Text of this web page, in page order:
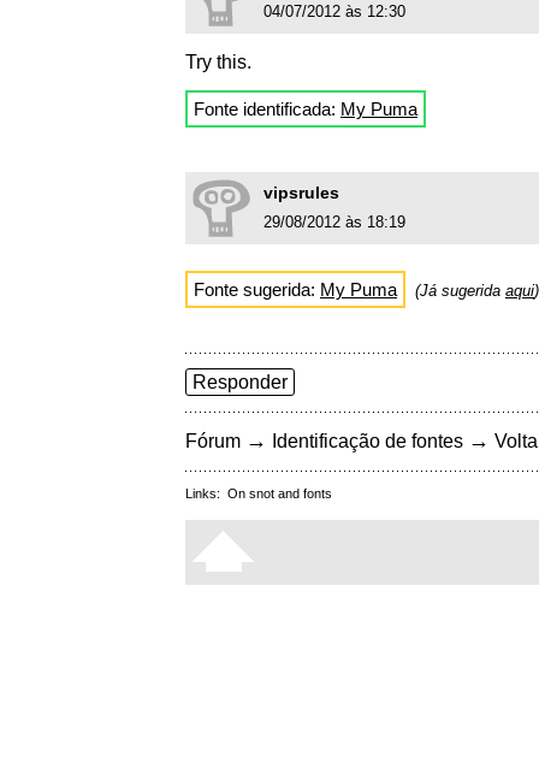
04/07/2012 às 12:30
Try this.
Fonte identificada: My Puma
vipsrules
29/08/2012 às 18:19
Fonte sugerida: My Puma (Já sugerida aqui)
Responder
Fórum → Identificação de fontes →
Links: On snot and fonts